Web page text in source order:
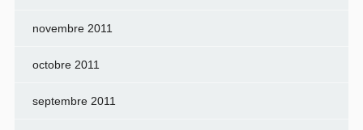
novembre 2011
octobre 2011
septembre 2011